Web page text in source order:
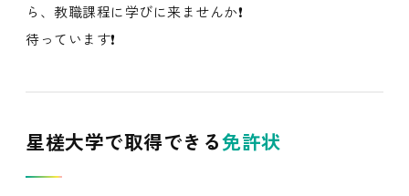
ら、教職課程に学びに来ませんか❗️
待っています❗️
星槎大学で取得できる免許状